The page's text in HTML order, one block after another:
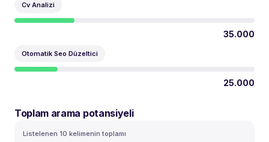
Cv Analizi
35.000
Otomatik Seo Düzeltici
25.000
Toplam arama potansiyeli
Listelenen 10 kelimenin toplamı